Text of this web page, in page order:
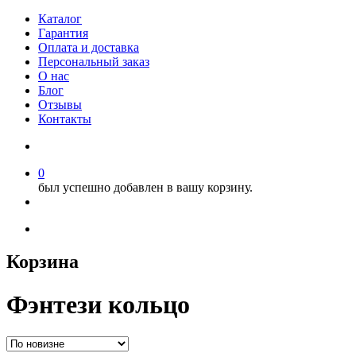
Каталог
Гарантия
Оплата и доставка
Персональный заказ
О нас
Блог
Отзывы
Контакты
0
был успешно добавлен в вашу корзину.
Корзина
Фэнтези кольцо